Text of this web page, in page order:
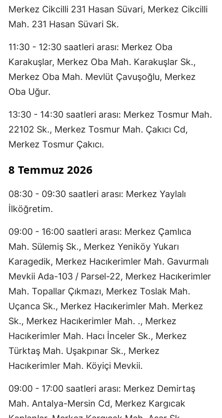
Merkez Cikcilli 231 Hasan Süvari, Merkez Cikcilli
Mah. 231 Hasan Süvari Sk.
11:30 - 12:30 saatleri arası: Merkez Oba
Karakuşlar, Merkez Oba Mah. Karakuşlar Sk.,
Merkez Oba Mah. Mevlüt Çavuşoğlu, Merkez
Oba Uğur.
13:30 - 14:30 saatleri arası: Merkez Tosmur Mah.
22102 Sk., Merkez Tosmur Mah. Çakıcı Cd,
Merkez Tosmur Çakıcı.
8 Temmuz 2026
08:30 - 09:30 saatleri arası: Merkez Yaylalı
İlköğretim.
09:00 - 16:00 saatleri arası: Merkez Çamlıca
Mah. Sülemiş Sk., Merkez Yeniköy Yukarı
Karagedik, Merkez Hacıkerimler Mah. Gavurmalı
Mevkii Ada-103 / Parsel-22, Merkez Hacıkerimler
Mah. Topallar Çıkmazı, Merkez Toslak Mah.
Uçanca Sk., Merkez Hacıkerimler Mah. Merkez
Sk., Merkez Hacıkerimler Mah. ., Merkez
Hacıkerimler Mah. Hacı İnceler Sk., Merkez
Türktaş Mah. Uşakpınar Sk., Merkez
Hacıkerimler Mah. Köyiçi Mevkii.
09:00 - 17:00 saatleri arası: Merkez Demirtaş
Mah. Antalya-Mersin Cd, Merkez Kargıcak